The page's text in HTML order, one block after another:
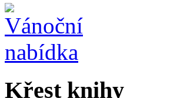
Křest knihy